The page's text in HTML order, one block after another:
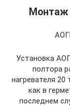
Монтаж
Установка
полтора
нагревателя 20
как в
последнем